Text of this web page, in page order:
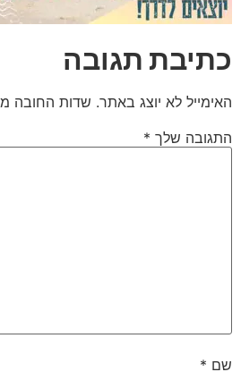
כתיבת תגובה
האימייל לא יוצג באתר. שדות החובה
התגובה שלך *
שם *